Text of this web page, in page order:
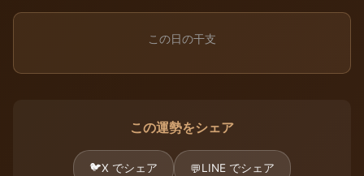
この日の干支
この運勢をシェア
🐦X でシェア 💬LINE でシェア